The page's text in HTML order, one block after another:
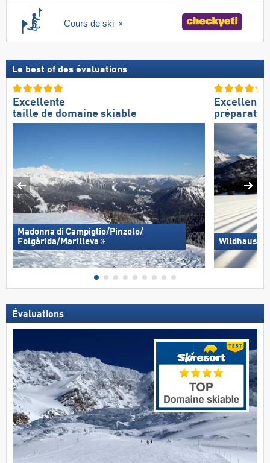
Cours de ski
Le best of des évaluations
Excellente
taille de domaine skiable
Madonna di Campiglio/​Pinzolo/​
Folgàrida/​Marilleva
Excellente
Wildhaus –
Évaluations